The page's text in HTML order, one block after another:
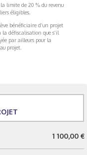
limite de 20 % du revenu
éligibles.
bénéficiaire d’un projet
défiscalisation que s’il
par ailleurs pour la
projet.
1 100,00 €